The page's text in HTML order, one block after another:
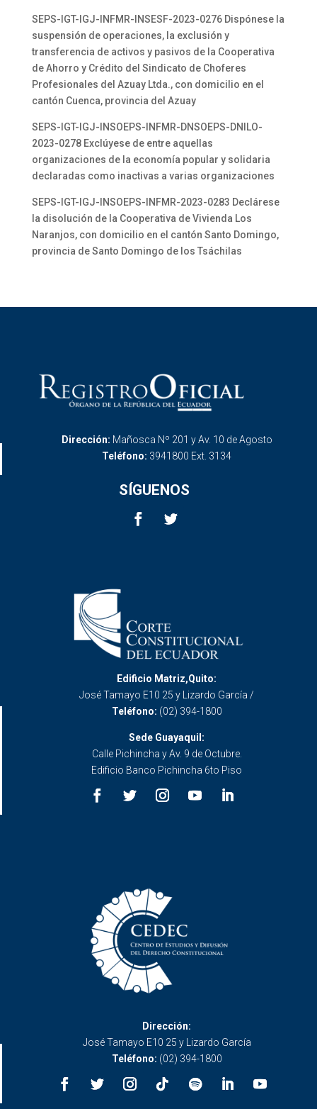
SEPS-IGT-IGJ-INFMR-INSESF-2023-0276 Dispónese la
suspensión de operaciones, la exclusión y
transferencia de activos y pasivos de la Cooperativa
de Ahorro y Crédito del Sindicato de Choferes
Profesionales del Azuay Ltda., con domicilio en el
cantón Cuenca, provincia del Azuay
SEPS-IGT-IGJ-INSOEPS-INFMR-DNSOEPS-DNILO-
2023-0278 Exclúyese de entre aquellas
organizaciones de la economía popular y solidaria
declaradas como inactivas a varias organizaciones
SEPS-IGT-IGJ-INSOEPS-INFMR-2023-0283 Declárese
la disolución de la Cooperativa de Vivienda Los
Naranjos, con domicilio en el cantón Santo Domingo,
provincia de Santo Domingo de los Tsáchilas
Dirección: Mañosca Nº 201 y Av. 10 de Agosto
Teléfono: 3941800 Ext. 3134
SÍGUENOS
Edificio Matriz,Quito:
José Tamayo E10 25 y Lizardo García /
Teléfono: (02) 394-1800
Sede Guayaquil:
Calle Pichincha y Av. 9 de Octubre.
Edificio Banco Pichincha 6to Piso
Dirección:
José Tamayo E10 25 y Lizardo García
Teléfono: (02) 394-1800